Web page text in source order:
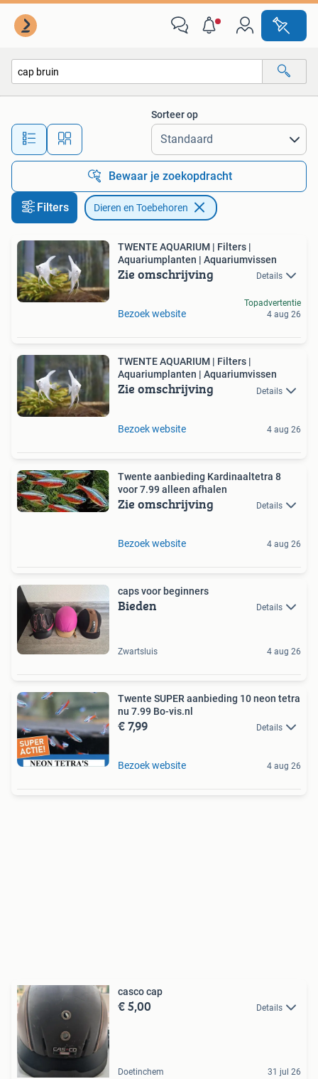
Alle afstanden…
Sorteer op
Bewaar je zoekopdracht
Filters Dieren en Toebehoren
TWENTE AQUARIUM | Filters |
Aquariumplanten | Aquariumvissen
Zie omschrijving Details
Bezoek website
Topadvertentie
4 aug 26
TWENTE AQUARIUM | Filters |
Aquariumplanten | Aquariumvissen
Zie omschrijving Details
Bezoek website 4 aug 26
Twente aanbieding Kardinaaltetra 8
voor 7.99 alleen afhalen
Zie omschrijving Details
Bezoek website 4 aug 26
caps voor beginners
Bieden Details
Zwartsluis 4 aug 26
Twente SUPER aanbieding 10 neon tetra
nu 7.99 Bo-vis.nl
€ 7,99 Details
Bezoek website 4 aug 26
casco cap
€ 5,00 Details
Doetinchem 31 jul 26